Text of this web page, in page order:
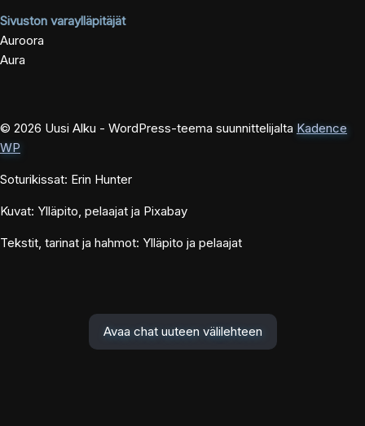
Sivuston varaylläpitäjät
Auroora
Aura
© 2026 Uusi Alku - WordPress-teema suunnittelijalta Kadence
WP
Soturikissat: Erin Hunter
Kuvat: Ylläpito, pelaajat ja Pixabay
Tekstit, tarinat ja hahmot: Ylläpito ja pelaajat
Avaa chat uuteen välilehteen